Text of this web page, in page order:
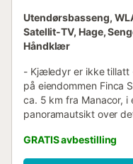
Utendørsbasseng,
Satellit-TV, Hage,
Håndklær
- Kjæledyr er ikke tillatt
på eiendommen Finca
ca. 5 km fra Manacor, i
panoramautsikt over
stue/spisestue, et
bad, og har dermed
GRATIS avbestilling